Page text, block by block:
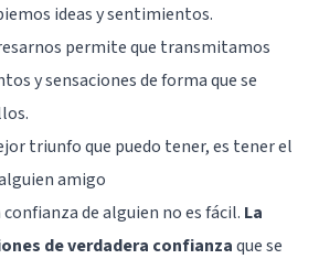
ideas y sentimientos.
permite que transmitamos
y sensaciones de forma que se
triunfo que puedo tener, es tener el
amigo
de alguien no es fácil. La
de verdadera confianzaque se